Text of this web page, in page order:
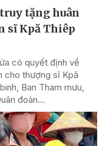
tặng huân
sĩ Kpă Thiêp
có quyết định về
cho thượng sĩ Kpă
Ban Tham mưu,
đoàn...